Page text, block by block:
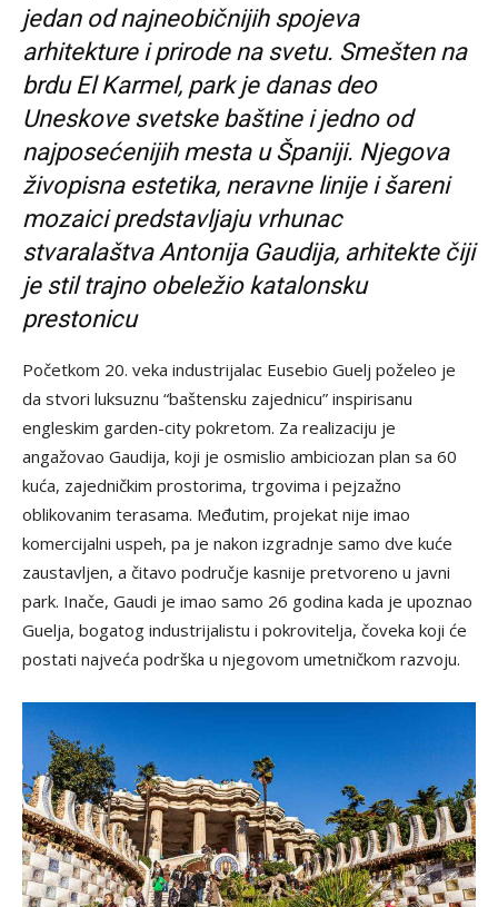
jedan od najneobičnijih spojeva
arhitekture i prirode na svetu. Smešten na
brdu El Karmel, park je danas deo
Uneskove svetske baštine i jedno od
najposećenijih mesta u Španiji. Njegova
živopisna estetika, neravne linije i šareni
mozaici predstavljaju vrhunac
stvaralaštva Antonija Gaudija, arhitekte čiji
je stil trajno obeležio katalonsku
prestonicu
Početkom 20. veka industrijalac Eusebio Guelj poželeo je
da stvori luksuznu “baštensku zajednicu” inspirisanu
engleskim garden-city pokretom. Za realizaciju je
angažovao Gaudija, koji je osmislio ambiciozan plan sa 60
kuća, zajedničkim prostorima, trgovima i pejzažno
oblikovanim terasama. Međutim, projekat nije imao
komercijalni uspeh, pa je nakon izgradnje samo dve kuće
zaustavljen, a čitavo područje kasnije pretvoreno u javni
park. Inače, Gaudi je imao samo 26 godina kada je upoznao
Guelja, bogatog industrijalistu i pokrovitelja, čoveka koji će
postati najveća podrška u njegovom umetničkom razvoju.